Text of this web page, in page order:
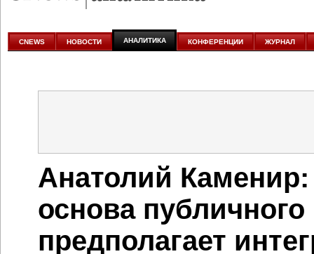
аналитике
CNEWS НОВОСТИ АНАЛИТИКА КОНФЕРЕНЦИИ ЖУРНАЛ
Анатолий
основа
предполагает